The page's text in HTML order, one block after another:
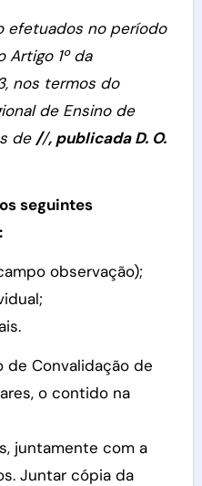
efetuados no período
Artigo 1º da
nos termos do
de Ensino de
de //, publicada D. O.
seguintes
observação);
de Convalidação de
o contido na
juntamente com a
Juntar cópia da